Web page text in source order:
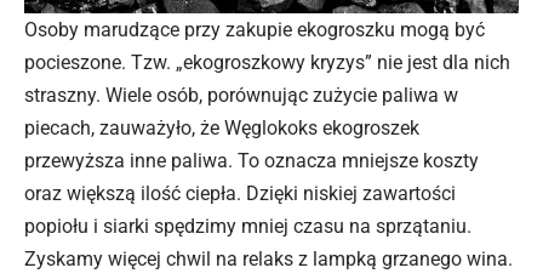
Osoby marudzące przy zakupie ekogroszku mogą być
pocieszone. Tzw. „ekogroszkowy kryzys” nie jest dla nich
straszny. Wiele osób, porównując zużycie paliwa w
piecach, zauważyło, że Węglokoks ekogroszek
przewyższa inne paliwa. To oznacza mniejsze koszty
oraz większą ilość ciepła. Dzięki niskiej zawartości
popiołu i siarki spędzimy mniej czasu na sprzątaniu.
Zyskamy więcej chwil na relaks z lampką grzanego wina.